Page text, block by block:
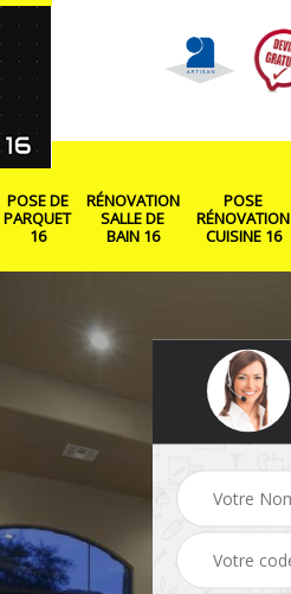
POSE DE
PARQUET
16
RÉNOVATION
SALLE DE
BAIN 16
POSE
RÉNOVATION
CUISINE 16
Rénovation de maison
16